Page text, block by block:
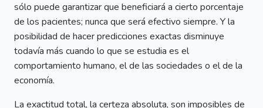
sólo puede garantizar que beneficiará a cierto porcentaje
de los pacientes; nunca que será efectivo siempre. Y la
posibilidad de hacer predicciones exactas disminuye
todavía más cuando lo que se estudia es el
comportamiento humano, el de las sociedades o el de la
economía.
La exactitud total, la certeza absoluta, son imposibles de